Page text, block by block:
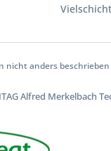
nicht anders beschrieben
Alfred Merkelbach